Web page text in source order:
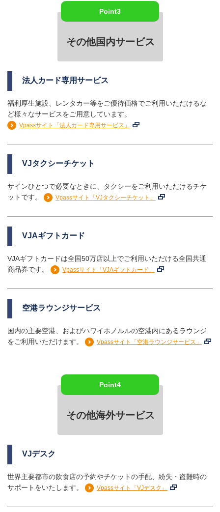
Point3
その他国内サービス
法人カード専用サービス
福利厚生施設、レンタカー等をご優待価格でご利用いただけるな
ど様々なサービスをご用意しています。
Vpassサイト「法人カード専用サービス」
VJタクシーチケット
サインひとつで必要なときに、タクシーをご利用いただけるチケ
ットです。
Vpassサイト「VJタクシーチケット」
VJAギフトカード
VJAギフトカードは全国50万店以上でご利用いただける全国共通
商品券です。
Vpassサイト「VJAギフトカード」
空港ラウンジサービス
国内の主要空港、およびハワイホノルルの空港内にあるラウンジ
をご利用いただけます。
Vpassサイト「空港ラウンジサービス」
Point4
その他海外サービス
VJデスク
世界主要都市の飲食店の予約やチケットの手配、紛失・盗難時の
サポートをいたします。
Vpassサイト「VJデスク」